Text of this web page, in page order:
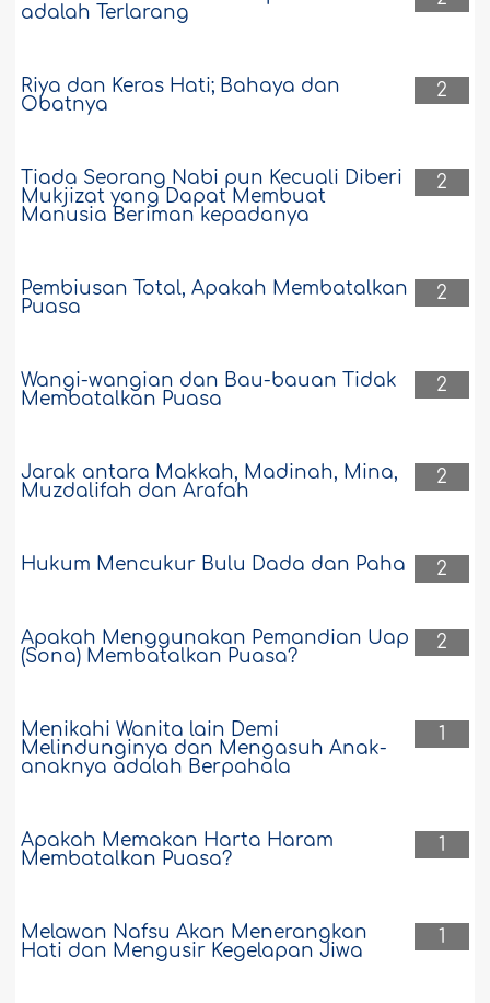
adalah Terlarang
2
Riya dan Keras Hati; Bahaya dan
Obatnya
2
Tiada Seorang Nabi pun Kecuali Diberi
Mukjizat yang Dapat Membuat
Manusia Beriman kepadanya
2
Pembiusan Total, Apakah Membatalkan
Puasa
2
Wangi-wangian dan Bau-bauan Tidak
Membatalkan Puasa
2
Jarak antara Makkah, Madinah, Mina,
Muzdalifah dan Arafah
2
Hukum Mencukur Bulu Dada dan Paha
2
Apakah Menggunakan Pemandian Uap
(Sona) Membatalkan Puasa?
1
Menikahi Wanita lain Demi
Melindunginya dan Mengasuh Anak-
anaknya adalah Berpahala
1
Apakah Memakan Harta Haram
Membatalkan Puasa?
1
Melawan Nafsu Akan Menerangkan
Hati dan Mengusir Kegelapan Jiwa